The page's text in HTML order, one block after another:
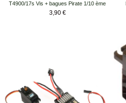
T4900/17s Vis + bagues Pirate 1/10 ème
Prix
3,90 €